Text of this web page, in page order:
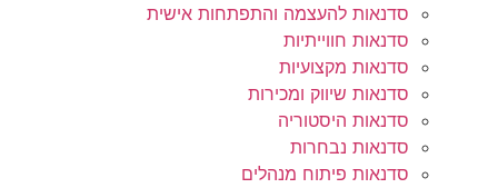
סדנאות להעצמה והתפתחות אישית
סדנאות חווייתיות
סדנאות מקצועיות
סדנאות שיווק ומכירות
סדנאות היסטוריה
סדנאות נבחרות
סדנאות פיתוח מנהלים